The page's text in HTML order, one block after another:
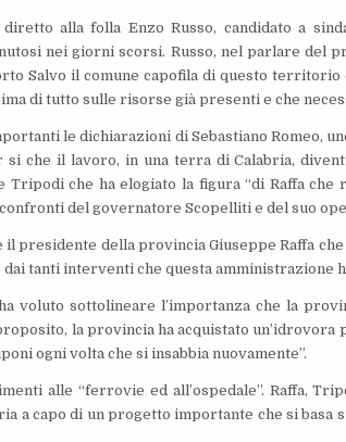
diretto alla folla Enzo Russo, candidato a
nei giorni scorsi. Russo, nel parlare del
Salvo il comune capofila di questo territorio
di tutto sulle risorse già presenti e che
le dichiarazioni di Sebastiano Romeo,
che il lavoro, in una terra di Calabria,
Tripodi che ha elogiato la figura “di Raffa
del governatore Scopelliti e del suo
il presidente della provincia Giuseppe Raffa
tanti interventi che questa amministrazione
voluto sottolineare l’importanza che la
la provincia ha acquistato
ogni volta che si insabbia nuovamente”.
alle “ferrovie ed all’ospedale”. Raffa,
a capo di un progetto importante che si basa